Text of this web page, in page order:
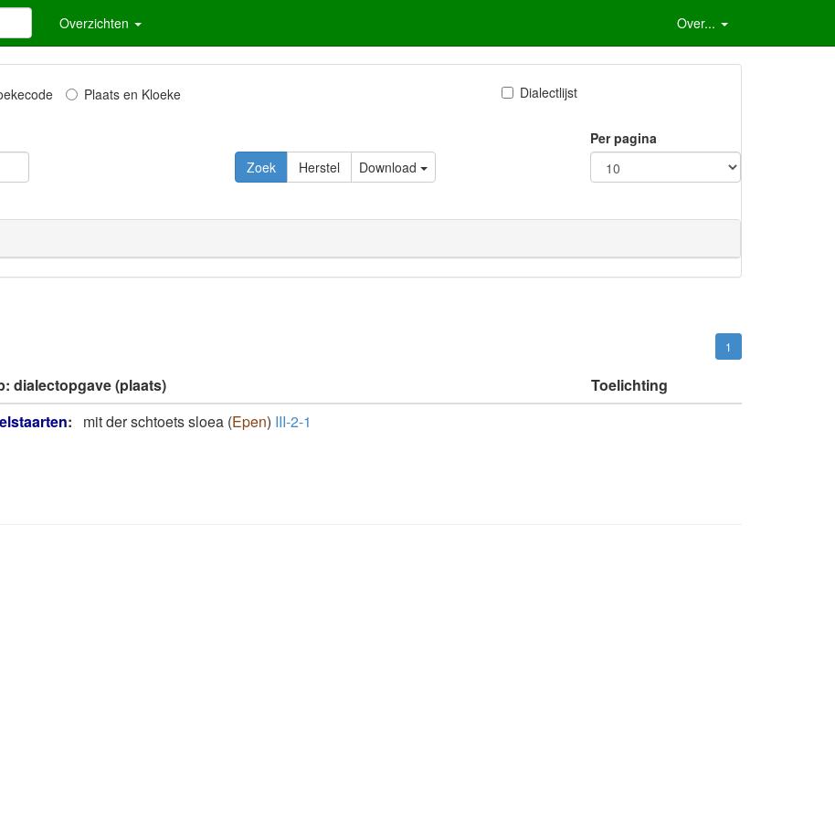
Overzichten Over...
Plaats en Kloeke Dialectlijst
Download
Per pagina
1
dialectopgave (plaats)
Toelichting
: mit der schtoets sloea (Epen) III-2-1